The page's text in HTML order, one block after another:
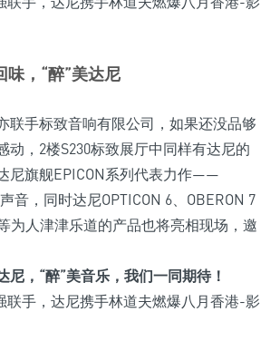
味，“醉”美达尼
联手标致音响有限公司，如果还没品够
动，2楼S230标致展厅中同样有达尼的
尼旗舰EPICON系列代表力作——
音，同时达尼OPTICON 6、OBERON 7
为人津津乐道的产品也将亮相现场，邀
尼， “醉”美音乐，我们一同期待！